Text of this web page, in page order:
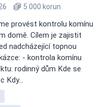
5 000 korun
provést kontrolu komínu
domě. Cílem je zajistit
nadcházející topnou
- kontrola komínu
rodinný dům Kde se
Kdy...